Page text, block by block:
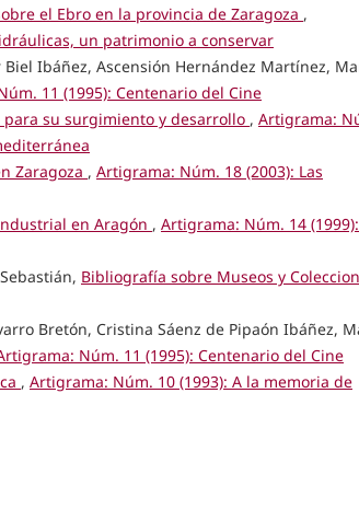
el Ebro en la provincia de Zaragoza ,
un patrimonio a conservar
Ibáñez, Ascensión Hernández Martínez,
11 (1995): Centenario del Cine
su surgimiento y desarrollo , Artigrama:
Zaragoza , Artigrama: Núm. 18 (2003): Las
en Aragón , Artigrama: Núm. 14
Bibliografía sobre Museos y
Bretón, Cristina Sáenz de Pipaón Ibáñez,
Núm. 11 (1995): Centenario del Cine
, Artigrama: Núm. 10 (1993): A la memoria de